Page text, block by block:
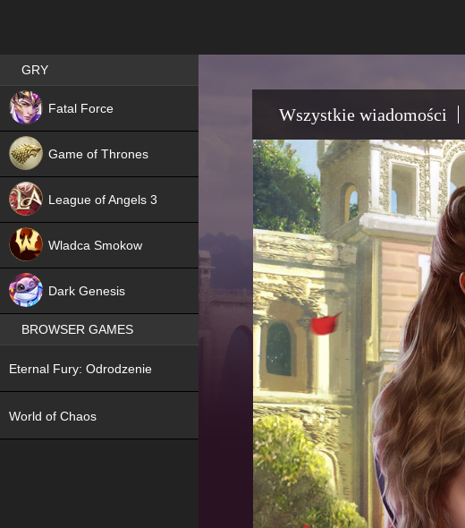
Wszystkie wiadomości
Best RPG games in Poland
GRY
Fatal Force
Game of Thrones
League of Angels 3
Wladca Smokow
Dark Genesis
BROWSER GAMES
Eternal Fury: Odrodzenie
World of Chaos